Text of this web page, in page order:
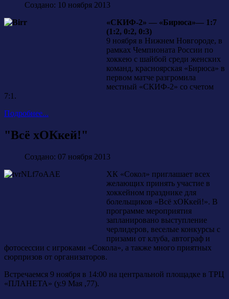
Создано: 10 ноября 2013
«СКИФ-2» — «Бирюса»— 1:7
(1:2, 0:2, 0:3)
9 ноября в Нижнем Новгороде, в
рамках Чемпионата России по
хоккею с шайбой среди женских
команд, красноярская «Бирюса» в
первом матче разгромила
местный «СКИФ-2» со счетом
7:1.
Подробнее...
"Всё хОКкей!"
Создано: 07 ноября 2013
ХК «Сокол» приглашает всех
желающих принять участие в
хоккейном празднике для
болельщиков «Всё хОКкей!». В
программе мероприятия
запланировано выступление
черлидеров, веселые конкурсы с
призами от клуба, автограф и
фотосессии с игроками «Сокола», а также много приятных
сюрпризов от организаторов.
Встречаемся 9 ноября в 14:00 на центральной площадке в ТРЦ
«ПЛАНЕТА» (у.9 Мая ,77).